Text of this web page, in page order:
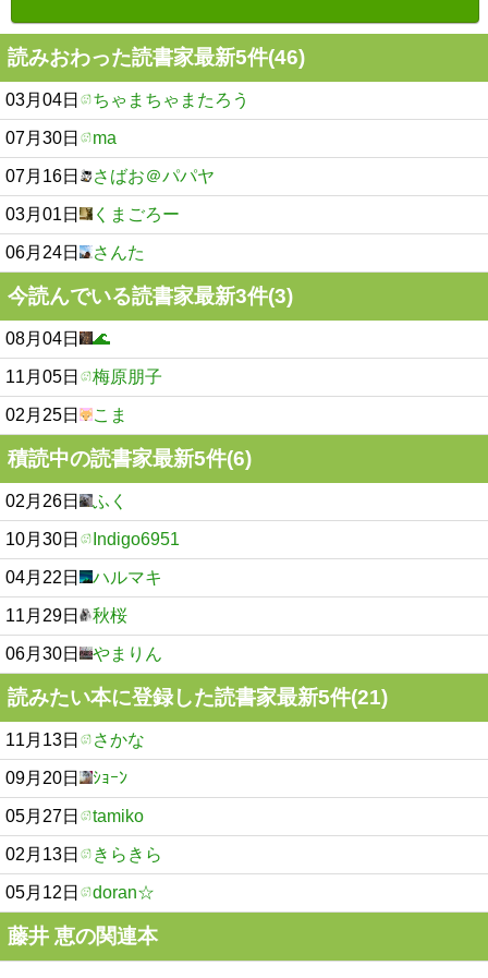
読みおわった読書家最新5件(46)
03月04日 ちゃまちゃまたろう
07月30日 ma
07月16日 さばお＠パパヤ
03月01日 くまごろー
06月24日 さんた
今読んでいる読書家最新3件(3)
08月04日 🌊
11月05日 梅原朋子
02月25日 こま
積読中の読書家最新5件(6)
02月26日 ふく
10月30日 Indigo6951
04月22日 ハルマキ
11月29日 秋桜
06月30日 やまりん
読みたい本に登録した読書家最新5件(21)
11月13日 さかな
09月20日 ｼｮｰﾝ
05月27日 tamiko
02月13日 きらきら
05月12日 doran☆
藤井 恵の関連本